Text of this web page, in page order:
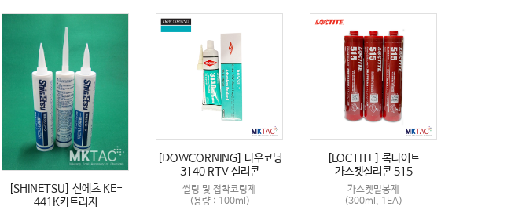
[SHINETSU] 신에츠 KE-
441K카트리지
[DOWCORNING] 다우코닝
3140 RTV 실리콘
씰링 및 접착코팅제
(용량 : 100ml)
[LOCTITE] 록타이트
가스켓실리콘 515
가스켓밀봉제
(300ml, 1EA)